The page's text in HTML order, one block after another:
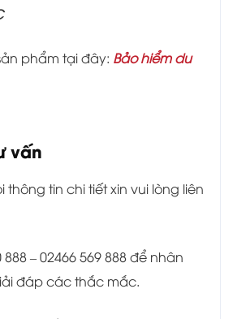
phẩm tại đây: Bảo hiểm du
vấn
thông tin chi tiết xin vui lòng liên
888 – 02466 569 888 để nhân
đáp các thắc mắc.